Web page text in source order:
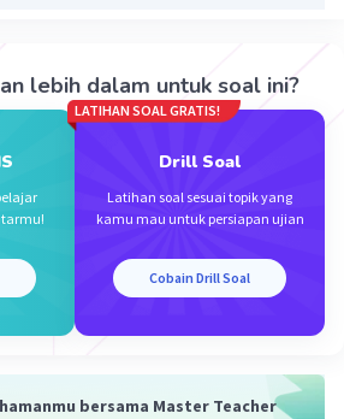
lebih dalam untuk soal ini?
LATIHAN SOAL GRATIS!
Drill Soal
Latihan soal sesuai topik yang
kamu mau untuk persiapan ujian
Cobain Drill Soal
bersama Master Teacher